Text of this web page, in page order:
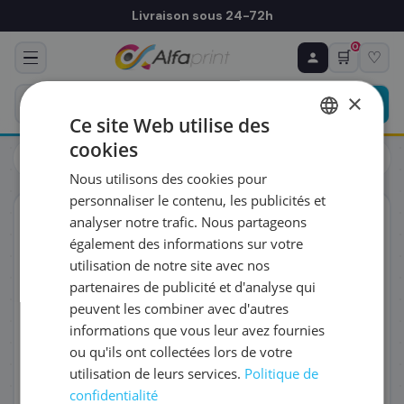
Livraison sous 24-72h
🛒
0
♡
Toners
Brother
ORIGINAL
♻ COMMANDE RÉCURRENTE
Prévoyez & économisez
Programmez votre prochain achat — notre équipe
vous prépare un devis personnalisé
RÉFÉRENCE DU PRODUIT
FRÉQUENCE
QUANTITÉ PAR LIVRAISON
DATE DE PREMIÈRE LIVRAISON SOUHAITÉE
×
Ce site Web utilise des
cookies
Nous utilisons des cookies pour
personnaliser le contenu, les publicités et
analyser notre trafic. Nous partageons
également des informations sur votre
utilisation de notre site avec nos
partenaires de publicité et d'analyse qui
peuvent les combiner avec d'autres
informations que vous leur avez fournies
ou qu'ils ont collectées lors de votre
utilisation de leurs services. Politique de
confidentialité